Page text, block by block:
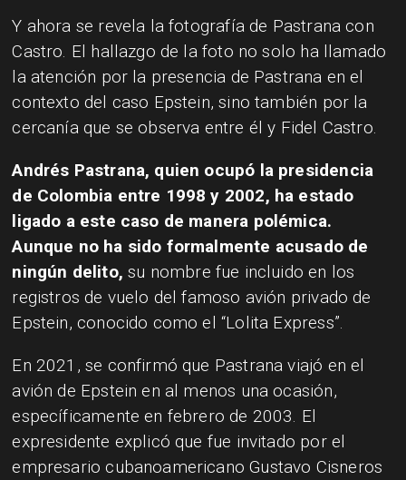
Y ahora se revela la fotografía de Pastrana con
Castro. El hallazgo de la foto no solo ha llamado
la atención por la presencia de Pastrana en el
contexto del caso Epstein, sino también por la
cercanía que se observa entre él y Fidel Castro.
Andrés Pastrana, quien ocupó la presidencia
de Colombia entre 1998 y 2002, ha estado
ligado a este caso de manera polémica.
Aunque no ha sido formalmente acusado de
ningún delito, su nombre fue incluido en los
registros de vuelo del famoso avión privado de
Epstein, conocido como el “Lolita Express”.
En 2021, se confirmó que Pastrana viajó en el
avión de Epstein en al menos una ocasión,
específicamente en febrero de 2003. El
expresidente explicó que fue invitado por el
empresario cubanoamericano Gustavo Cisneros